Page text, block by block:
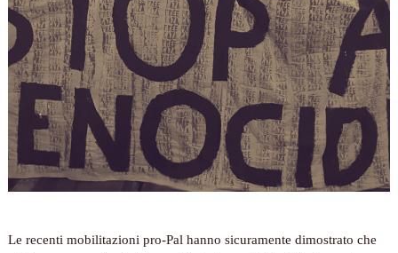
Le recenti mobilitazioni pro-Pal hanno sicuramente dimostrato che